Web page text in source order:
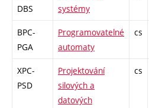
DBS
systémy
BPC-
PGA
Programovatelné
automaty
cs
XPC-
PSD
Projektování
silových a
datových
cs